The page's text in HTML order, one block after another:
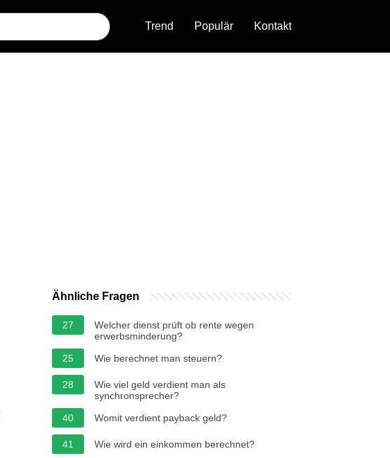
Trend Populär Kontakt
Ähnliche Fragen
27
Welcher dienst prüft ob rente wegen
erwerbsminderung?
25
Wie berechnet man steuern?
28
Wie viel geld verdient man als
synchronsprecher?
40
Womit verdient payback geld?
41 Wie wird ein einkommen berechnet?